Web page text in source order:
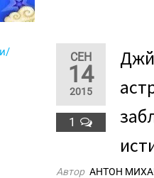
СЕН
14
2015
1
Автор АНТОН